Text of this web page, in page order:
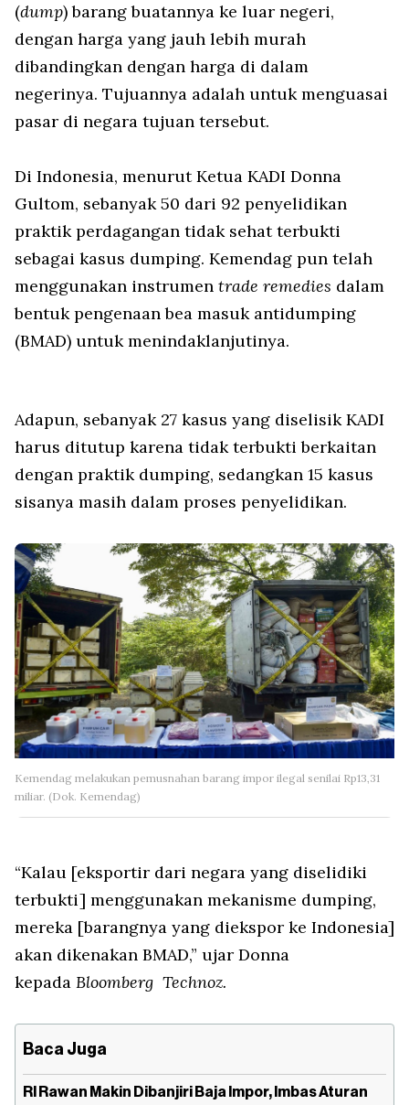
(dump) barang buatannya ke luar negeri,
dengan harga yang jauh lebih murah
dibandingkan dengan harga di dalam
negerinya. Tujuannya adalah untuk menguasai
pasar di negara tujuan tersebut.
Di Indonesia, menurut Ketua KADI Donna
Gultom, sebanyak 50 dari 92 penyelidikan
praktik perdagangan tidak sehat terbukti
sebagai kasus dumping. Kemendag pun telah
menggunakan instrumen trade remedies dalam
bentuk pengenaan bea masuk antidumping
(BMAD) untuk menindaklanjutinya.
Adapun, sebanyak 27 kasus yang diselisik KADI
harus ditutup karena tidak terbukti berkaitan
dengan praktik dumping, sedangkan 15 kasus
sisanya masih dalam proses penyelidikan.
Kemendag melakukan pemusnahan barang impor ilegal senilai Rp13,31
miliar. (Dok. Kemendag)
“Kalau [eksportir dari negara yang diselidiki
terbukti] menggunakan mekanisme dumping,
mereka [barangnya yang diekspor ke Indonesia]
akan dikenakan BMAD,” ujar Donna
kepada Bloomberg Technoz.
Baca Juga
RI Rawan Makin Dibanjiri Baja Impor, Imbas Aturan